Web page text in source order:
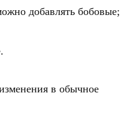
добавлять бобовые;
в обычное